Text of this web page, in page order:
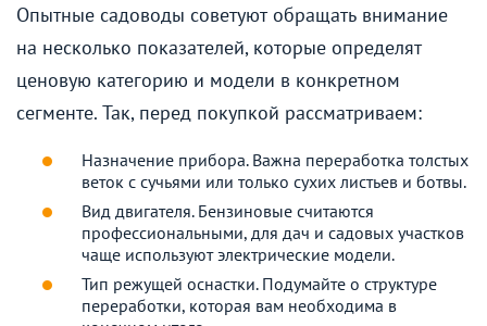
Опытные садоводы советуют обращать внимание
на несколько показателей, которые определят
ценовую категорию и модели в конкретном
сегменте. Так, перед покупкой рассматриваем:
Назначение прибора. Важна переработка толстых
веток с сучьями или только сухих листьев и ботвы.
Вид двигателя. Бензиновые считаются
профессиональными, для дач и садовых участков
чаще используют электрические модели.
Тип режущей оснастки. Подумайте о структуре
переработки, которая вам необходима в